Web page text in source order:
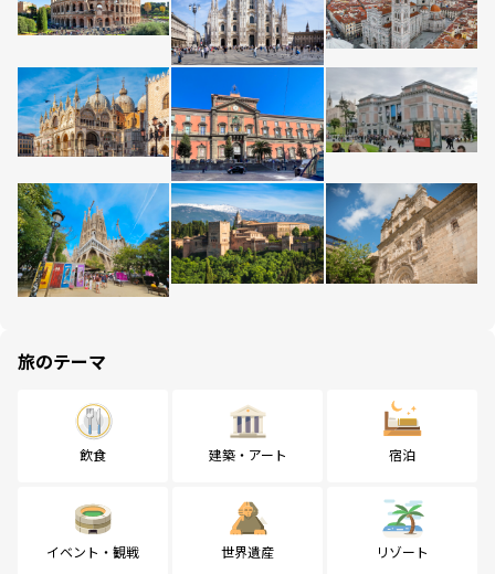
旅のテーマ
飲食 建築・アート 宿泊
イベント・観戦 世界遺産 リゾート